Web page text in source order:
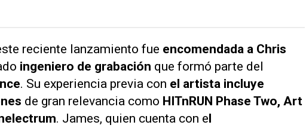
reciente lanzamiento fue encomendada a Chris
ingeniero de grabación que formó parte del
. Su experiencia previa con el artista incluye
de gran relevancia como HITnRUN Phase Two, Art
. James, quien cuenta con el